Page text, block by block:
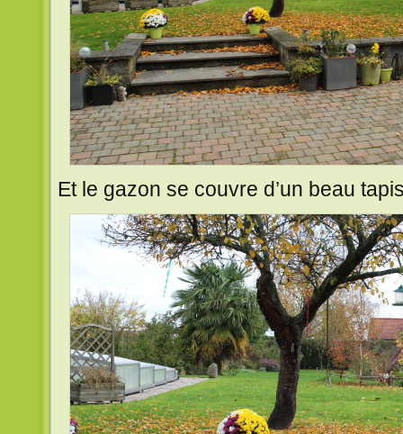
Et le gazon se couvre d’un beau